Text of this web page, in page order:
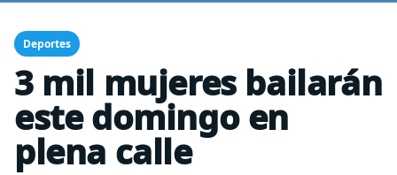
Deportes
3 mil mujeres bailarán
este domingo en
plena calle